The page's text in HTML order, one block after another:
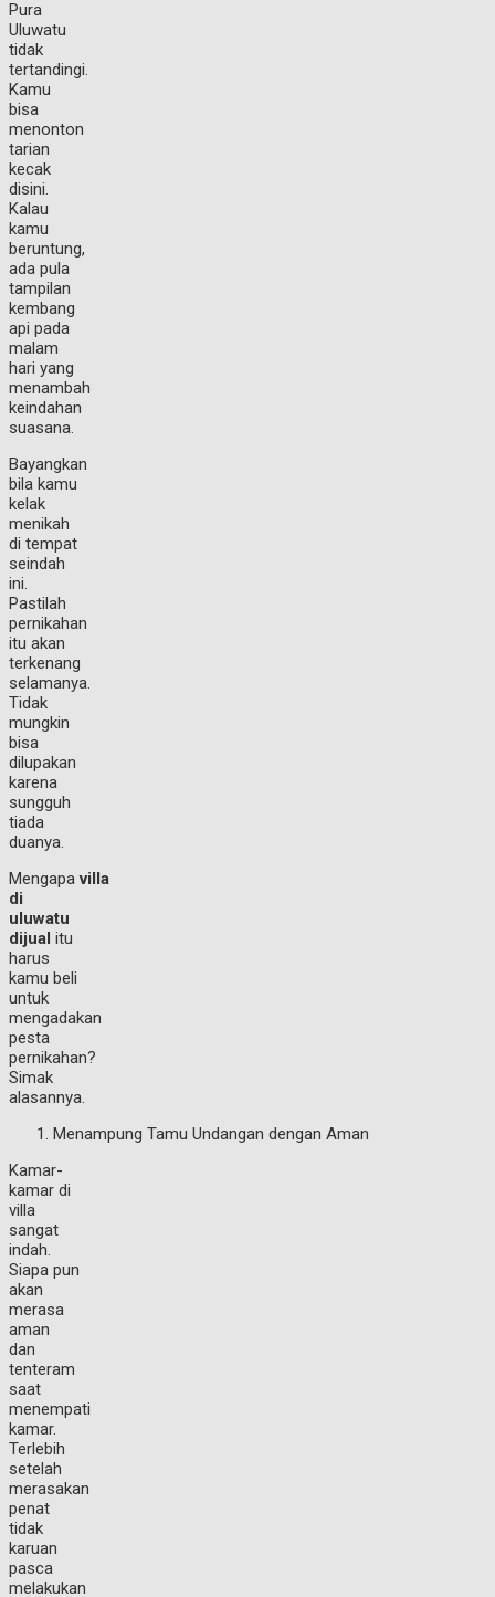
Pura
Uluwatu
tidak
tertandingi.
Kamu
bisa
menonton
tarian
kecak
disini.
Kalau
kamu
beruntung,
ada pula
tampilan
kembang
api pada
malam
hari yang
menambah
keindahan
suasana.
Bayangkan
bila kamu
kelak
menikah
di tempat
seindah
ini.
Pastilah
pernikahan
itu akan
terkenang
selamanya.
Tidak
mungkin
bisa
dilupakan
karena
sungguh
tiada
duanya.
Mengapavilla
di
uluwatu
dijual itu
harus
kamu beli
untuk
mengadakan
pesta
pernikahan?
Simak
alasannya.
Menampung Tamu Undangan dengan Aman
Kamar-
kamar di
villa
sangat
indah.
Siapa pun
akan
merasa
aman
dan
tenteram
saat
menempati
kamar.
Terlebih
setelah
merasakan
penat
tidak
karuan
pasca
melakukan